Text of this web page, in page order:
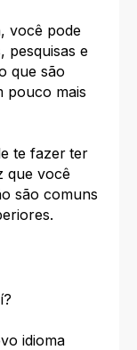
você pode
pesquisas e
que são
pouco mais
te fazerter
que você
são comuns
idioma